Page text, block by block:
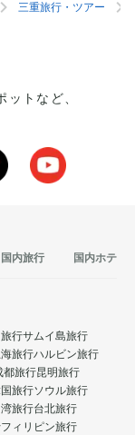
する和菓子です。あ
三重旅行・ツアー
トなど、
国内旅行 国内ホテル
行サムイ島旅行
旅行ハルビン旅行
都旅行昆明旅行
旅行ソウル旅行
旅行台北旅行
フィリピン旅行